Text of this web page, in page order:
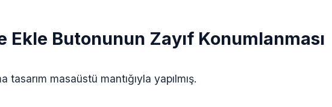
Ekle Butonunun Zayıf Konumlanması
tasarım masaüstü mantığıyla yapılmış.